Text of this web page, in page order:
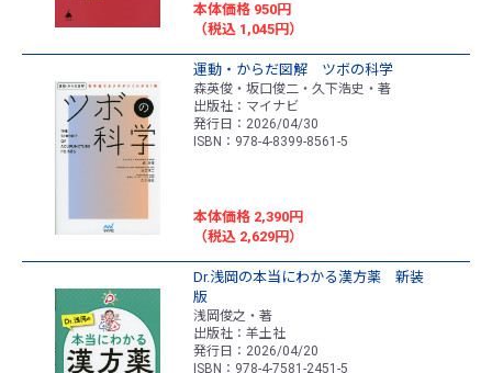
本体価格 950円
（税込 1,045円）
運動・からだ図解 ツボの科学
森英俊・坂口俊二・久下浩史・著
出版社：マイナビ
発行日：2026/04/30
ISBN：978-4-8399-8561-5
本体価格 2,390円
（税込 2,629円）
Dr.浅岡の本当にわかる漢方薬 新装
版
浅岡俊之・著
出版社：羊土社
発行日：2026/04/20
ISBN：978-4-7581-2451-5